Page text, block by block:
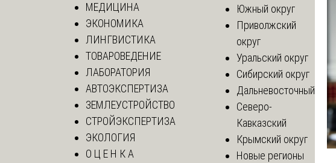
МЕДИЦИНА
ЭКОНОМИКА
ЛИНГВИСТИКА
ТОВАРОВЕДЕНИЕ
ЛАБОРАТОРИЯ
АВТОЭКСПЕРТИЗА
ЗЕМЛЕУСТРОЙСТВО
СТРОЙЭКСПЕРТИЗА
ЭКОЛОГИЯ
О Ц Е Н К А
Южный округ
Приволжский
округ
Уральский округ
Сибирский округ
Дальневосточный
Северо-
Кавказский
Крымский округ
Новые регионы